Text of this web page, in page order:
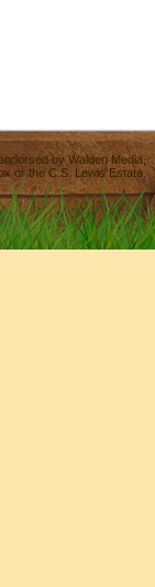
byWalden Media
or the C.S. Lewis Estate.